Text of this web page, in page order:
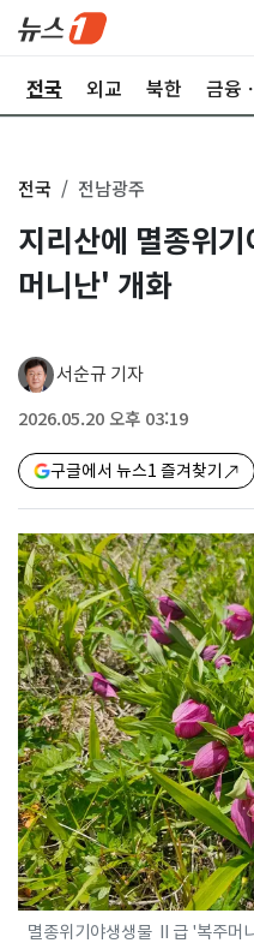
전국 외교 북한 금융
전국 전남광주
지리산에 멸종위
머니난' 개화
서순규 기자
2026.05.20 오후 03:19
구글에서 뉴스1 즐겨찾기
멸종위기야생생물 Ⅱ급 '복주머